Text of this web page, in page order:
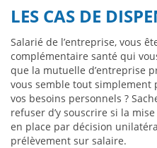
LES CAS DE
Salarié de l’entreprise, vous
complémentaire santé qui
que la mutuelle d’entreprise
vous semble tout simplement
vos besoins personnels ?
refuser d’y souscrire si la
en place par décision
prélèvement sur salaire.